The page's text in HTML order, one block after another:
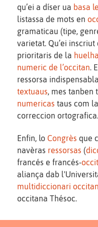
qu’ei a díser ua basa
listassa de mots en
gramaticau (tipe,
varietat. Qu’ei
prioritaris de la
numeric de l’occitan.
ressorsa
textuaus, mes tanben
numericas taus com
correccion ortografica.
Enfin, lo Congrès que
navèras ressorsas (
francés e francés-
aliança dab
multidiccionari occitan
occitana Thésoc.